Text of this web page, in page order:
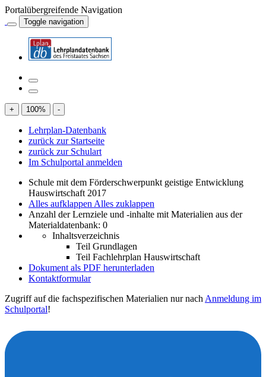
Portalübergreifende Navigation
Toggle navigation
+ 100% -
Lehrplan-Datenbank
zurück zur Startseite
zurück zur Schulart
Im Schulportal anmelden
Schule mit dem Förderschwerpunkt geistige Entwicklung
Hauswirtschaft 2017
Alles aufklappen Alles zuklappen
Anzahl der Lernziele und -inhalte mit Materialien aus der
Materialdatenbank: 0
Inhaltsverzeichnis
Teil Grundlagen
Teil Fachlehrplan Hauswirtschaft
Dokument als PDF herunterladen
Kontaktformular
Zugriff auf die fachspezifischen Materialien nur nach Anmeldung im
Schulportal!